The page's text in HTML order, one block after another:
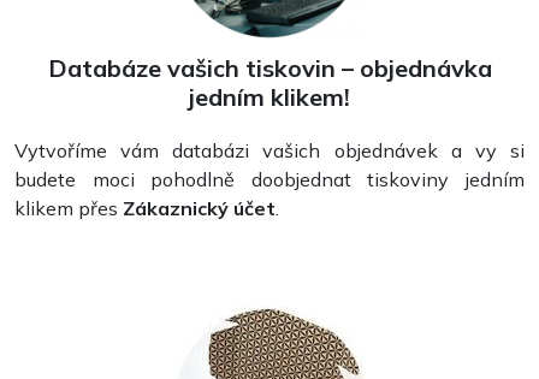
Vizitky
Databáze vašich tiskovin – objednávka
jedním klikem!
Vytvoříme vám databázi vašich objednávek a vy si
budete moci pohodlně doobjednat tiskoviny jedním
klikem přes Zákaznický účet